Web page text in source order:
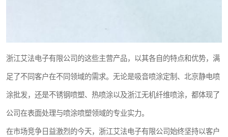
浙江艾法电子有限公司的这些主营产品，以其各自的特点和优势，满
足了不同客户在不同领域的需求。无论是吸音喷涂定制、北京静电喷
涂批发，还是不锈钢喷塑、热喷涂以及浙江无机纤维喷涂，都体现了
公司在表面处理与喷涂喷塑领域的专业实力。
在市场竞争日益激烈的今天，浙江艾法电子有限公司始终坚持以客户